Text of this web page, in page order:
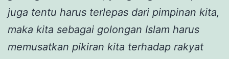
juga tentu harus terlepas dari pimpinan kita,
maka kita sebagai golongan Islam harus
memusatkan pikiran kita terhadap rakyat